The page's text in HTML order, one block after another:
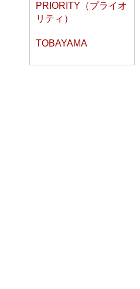
PRIORITY（プライオ
リティ）
TOBAYAMA